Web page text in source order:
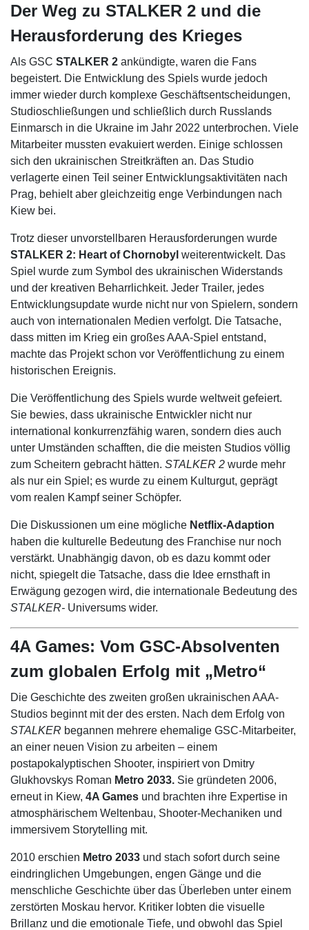
Der Weg zu STALKER 2 und die
Herausforderung des Krieges
Als GSC STALKER 2 ankündigte, waren die Fans
begeistert. Die Entwicklung des Spiels wurde jedoch
immer wieder durch komplexe Geschäftsentscheidungen,
Studioschließungen und schließlich durch Russlands
Einmarsch in die Ukraine im Jahr 2022 unterbrochen. Viele
Mitarbeiter mussten evakuiert werden. Einige schlossen
sich den ukrainischen Streitkräften an. Das Studio
verlagerte einen Teil seiner Entwicklungsaktivitäten nach
Prag, behielt aber gleichzeitig enge Verbindungen nach
Kiew bei.
Trotz dieser unvorstellbaren Herausforderungen wurde
STALKER 2: Heart of Chornobyl weiterentwickelt. Das
Spiel wurde zum Symbol des ukrainischen Widerstands
und der kreativen Beharrlichkeit. Jeder Trailer, jedes
Entwicklungsupdate wurde nicht nur von Spielern, sondern
auch von internationalen Medien verfolgt. Die Tatsache,
dass mitten im Krieg ein großes AAA-Spiel entstand,
machte das Projekt schon vor Veröffentlichung zu einem
historischen Ereignis.
Die Veröffentlichung des Spiels wurde weltweit gefeiert.
Sie bewies, dass ukrainische Entwickler nicht nur
international konkurrenzfähig waren, sondern dies auch
unter Umständen schafften, die die meisten Studios völlig
zum Scheitern gebracht hätten. STALKER 2 wurde mehr
als nur ein Spiel; es wurde zu einem Kulturgut, geprägt
vom realen Kampf seiner Schöpfer.
Die Diskussionen um eine mögliche Netflix-Adaption
haben die kulturelle Bedeutung des Franchise nur noch
verstärkt. Unabhängig davon, ob es dazu kommt oder
nicht, spiegelt die Tatsache, dass die Idee ernsthaft in
Erwägung gezogen wird, die internationale Bedeutung des
STALKER- Universums wider.
4A Games: Vom GSC-Absolventen
zum globalen Erfolg mit „Metro“
Die Geschichte des zweiten großen ukrainischen AAA-
Studios beginnt mit der des ersten. Nach dem Erfolg von
STALKER begannen mehrere ehemalige GSC-Mitarbeiter,
an einer neuen Vision zu arbeiten – einem
postapokalyptischen Shooter, inspiriert von Dmitry
Glukhovskys Roman Metro 2033. Sie gründeten 2006,
erneut in Kiew, 4A Games und brachten ihre Expertise in
atmosphärischem Weltenbau, Shooter-Mechaniken und
immersivem Storytelling mit.
2010 erschien Metro 2033 und stach sofort durch seine
eindringlichen Umgebungen, engen Gänge und die
menschliche Geschichte über das Überleben unter einem
zerstörten Moskau hervor. Kritiker lobten die visuelle
Brillanz und die emotionale Tiefe, und obwohl das Spiel